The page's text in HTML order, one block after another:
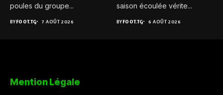
poules du groupe...
BYFOOT.TG 7 AOÛT 2026
saison écoulée vérite...
BYFOOT.TG 6 AOÛT 2026
Mention Légale